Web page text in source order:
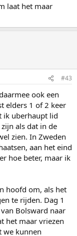
laat het maar
#43
ook een
elders 1 of 2 keer
ik uberhaupt lid
als dat in de
zien. In Zweden
aan het eind
hoe beter, maar ik
hoofd om, als het
te rijden. Dag 1
Bolsward naar
het maar vriezen
we kunnen